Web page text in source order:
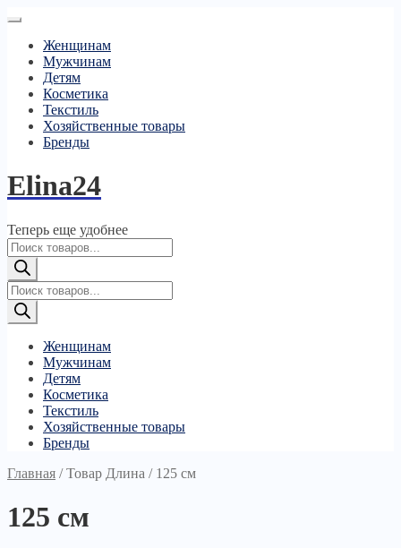
Женщинам
Мужчинам
Детям
Косметика
Текстиль
Хозяйственные товары
Бренды
Elina24
Теперь еще удобнее
Поиск
товаров
Поиск
товаров
Женщинам
Мужчинам
Детям
Косметика
Текстиль
Хозяйственные товары
Бренды
Главная /Товар Длина / 125 см
125 см